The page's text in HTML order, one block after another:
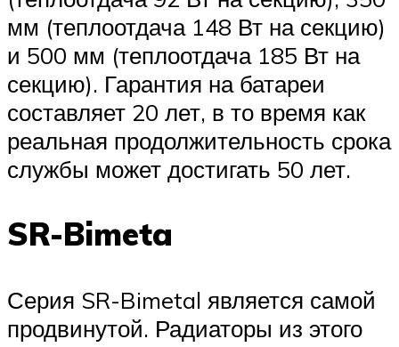
мм (теплоотдача 148 Вт на секцию)
и 500 мм (теплоотдача 185 Вт на
секцию). Гарантия на батареи
составляет 20 лет, в то время как
реальная продолжительность срока
службы может достигать 50 лет.
SR-Bimeta
Серия SR-Bimetal является самой
продвинутой. Радиаторы из этого